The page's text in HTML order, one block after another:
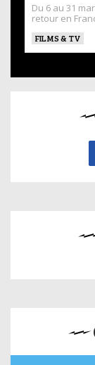
Du 6 au 31
retour en
FILMS & TV